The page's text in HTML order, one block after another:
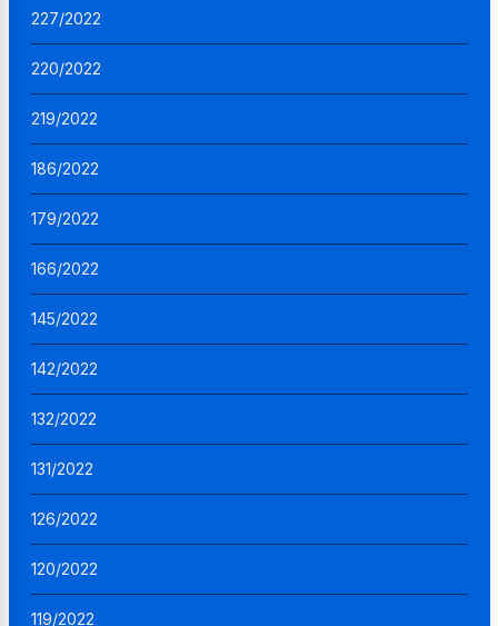
227/2022
220/2022
219/2022
186/2022
179/2022
166/2022
145/2022
142/2022
132/2022
131/2022
126/2022
120/2022
119/2022